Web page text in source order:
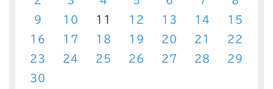
9
10 11 12 13 14
15
16
17 18 19 20 21
22
23
24 25 26 27 28
29
30